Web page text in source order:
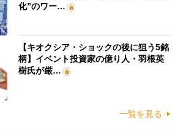
化”のワー…
【キオクシア・ショックの後に狙う5銘
柄】イベント投資家の億り人・羽根英
樹氏が厳…
一覧を見る